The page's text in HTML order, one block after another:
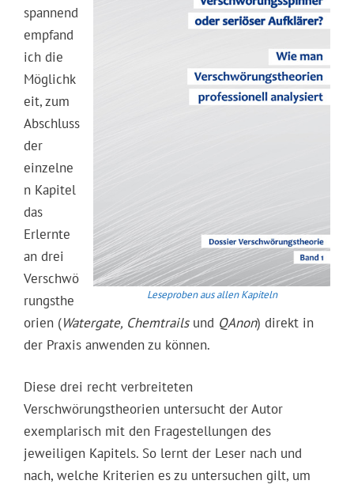
Leseproben aus allen Kapiteln
spannend
empfand
ich die
Möglichk
eit, zum
Abschluss
der
einzelne
n Kapitel
das
Erlernte
an drei
Verschwö
rungsthe
orien (Watergate, Chemtrailsund QAnon) direkt in
der Praxis anwenden zu können.
Diese drei recht verbreiteten
Verschwörungstheorien untersucht der Autor
exemplarisch mit den Fragestellungen des
jeweiligen Kapitels. So lernt der Leser nach und
nach, welche Kriterien es zu untersuchen gilt, um